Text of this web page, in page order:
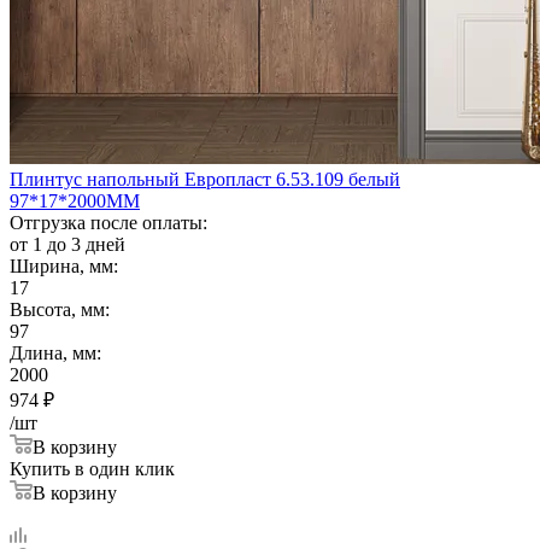
Плинтус напольный Европласт 6.53.109 белый
97*17*2000ММ
Отгрузка после оплаты:
от 1 до 3 дней
Ширина, мм:
17
Высота, мм:
97
Длина, мм:
2000
974 ₽
/шт
В корзину
Купить в один клик
В корзину